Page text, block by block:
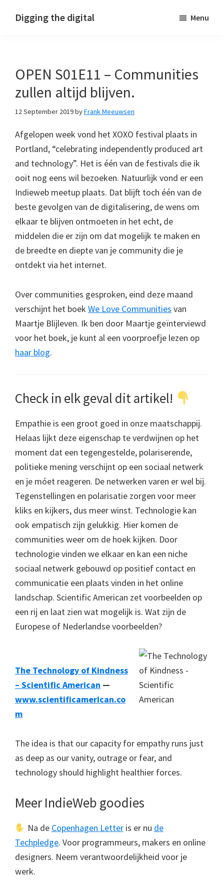
Digging the digital Menu
OPEN S01E11 – Communities
zullen altijd blijven.
12 September 2019byFrank Meeuwsen
Afgelopen week vond het XOXO festival plaats in
Portland, “celebrating independently produced art
and technology”. Het is één van de festivals die ik
ooit nog eens wil bezoeken. Natuurlijk vond er een
Indieweb meetup plaats. Dat blijft toch één van de
beste gevolgen van de digitalisering, de wens om
elkaar te blijven ontmoeten in het echt, de
middelen die er zijn om dat mogelijk te maken en
de breedte en diepte van je community die je
ontdekt via het internet.
Over communities gesproken, eind deze maand
verschijnt het boek We Love Communities van
Maartje Blijleven. Ik ben door Maartje geïnterviewd
voor het boek, je kunt al een voorproefje lezen op
haar blog.
Check in elk geval dit artikel!
Empathie is een groot goed in onze maatschappij.
Helaas lijkt deze eigenschap te verdwijnen op het
moment dat een tegengestelde, polariserende,
politieke mening verschijnt op een sociaal netwerk
en je móet reageren. De netwerken varen er wel bij.
Tegenstellingen en polarisatie zorgen voor meer
kliks en kijkers, dus meer winst. Technologie kan
ook empatisch zijn gelukkig. Hier komen de
communities weer om de hoek kijken. Door
technologie vinden we elkaar en kan een niche
sociaal netwerk gebouwd op positief contact en
communicatie een plaats vinden in het online
landschap. Scientific American zet voorbeelden op
een rij en laat zien wat mogelijk is. Wat zijn de
Europese of Nederlandse voorbeelden?
The Technology of Kindness
– Scientific American —
www.scientificamerican.co
m
The idea is that our capacity for empathy runs just
as deep as our vanity, outrage or fear, and
technology should highlight healthier forces.
Meer IndieWeb goodies
Na de Copenhagen Letteris er nu de
Techpledge. Voor programmeurs, makers en online
designers. Neem verantwoordelijkheid voor je
werk.